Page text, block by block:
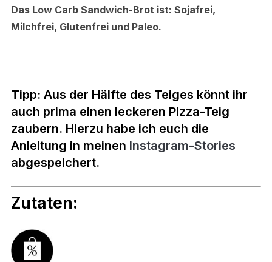
Das Low Carb Sandwich-Brot ist: Sojafrei,
Milchfrei, Glutenfrei und Paleo.
Tipp: Aus der Hälfte des Teiges könnt ihr
auch prima einen leckeren Pizza-Teig
zaubern. Hierzu habe ich euch die
Anleitung in meinen Instagram-Stories
abgespeichert.
Zutaten: